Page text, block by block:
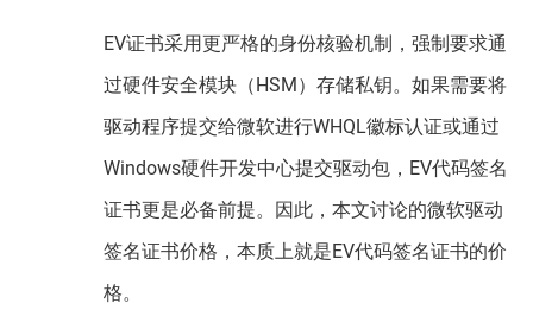
EV证书采用更严格的身份核验机制，强制要求通
过硬件安全模块（HSM）存储私钥。如果需要将
驱动程序提交给微软进行WHQL徽标认证或通过
Windows硬件开发中心提交驱动包，EV代码签名
证书更是必备前提。因此，本文讨论的微软驱动
签名证书价格，本质上就是EV代码签名证书的价
格。